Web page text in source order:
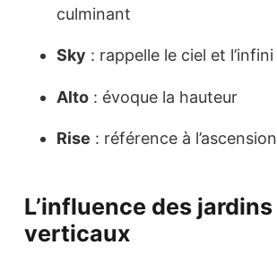
culminant
Sky : rappelle le ciel et l’infini
Alto : évoque la hauteur
Rise : référence à l’ascension
L’influence des jardins
verticaux